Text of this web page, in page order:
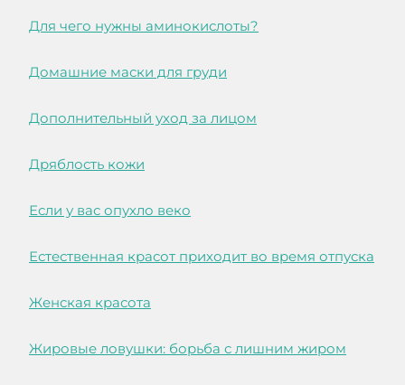
Для чего нужны аминокислоты?
Домашние маски для груди
Дополнительный уход за лицом
Дряблость кожи
Если у вас опухло веко
Естественная красот приходит во время отпуска
Женская красота
Жировые ловушки: борьба с лишним жиром